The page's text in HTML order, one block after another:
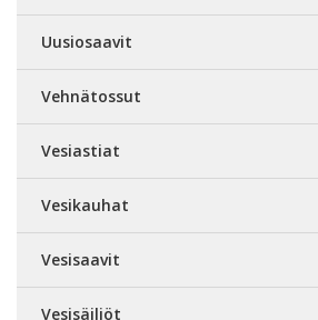
Uusiosaavit
Vehnätossut
Vesiastiat
Vesikauhat
Vesisaavit
Vesisäiliöt